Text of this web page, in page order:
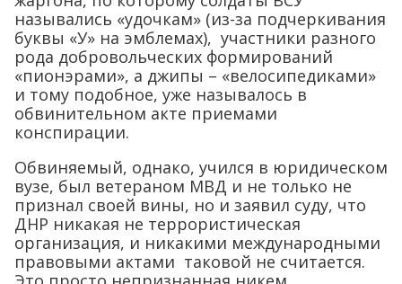
назывались «удочкам» (из-за подчеркивания
буквы «У» на эмблемах), участники разного
рода добровольческих формирований
«пионэрами», а джипы – «велосипедиками»
и тому подобное, уже называлось в
обвинительном акте приемами
конспирации.
Обвиняемый, однако, учился в юридическом
вузе, был ветераном МВД и не только не
признал своей вины, но и заявил суду, что
ДНР никакая не террористическая
организация, и никакими международными
правовыми актами таковой не считается.